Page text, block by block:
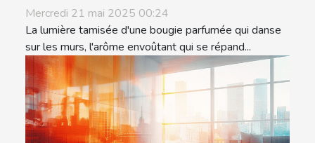
Mercredi 21 mai 2025 00:24
La lumière tamisée d'une bougie parfumée qui danse
sur les murs, l'arôme envoûtant qui se répand...